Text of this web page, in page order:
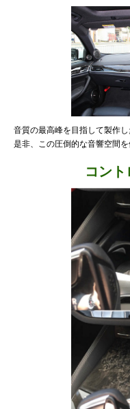
音質の最高峰を目指して製作し
是非、この圧倒的な音響空間を
コン